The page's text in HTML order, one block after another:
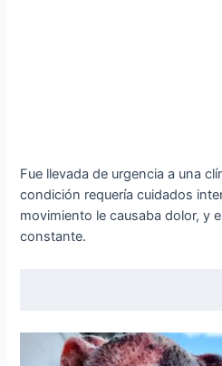
Fue llevada de urgencia a una
condición requería cuidados
movimiento le causaba dolor, y
constante.